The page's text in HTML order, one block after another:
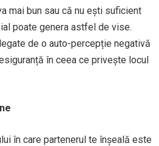
mai bun sau că nu ești suficient
poate genera astfel de vise.
de o auto-percepție negativă
în ceea ce privește locul
în care partenerul te înșeală este